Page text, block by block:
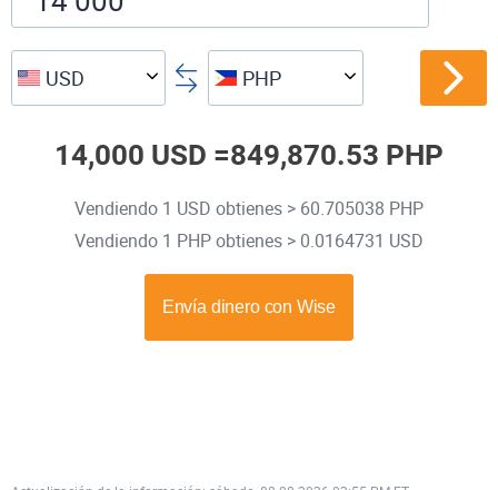
USD PHP
14,000 USD =849,870.53 PHP
Vendiendo 1 USD obtienes > 60.705038 PHP
Vendiendo 1 PHP obtienes > 0.0164731 USD